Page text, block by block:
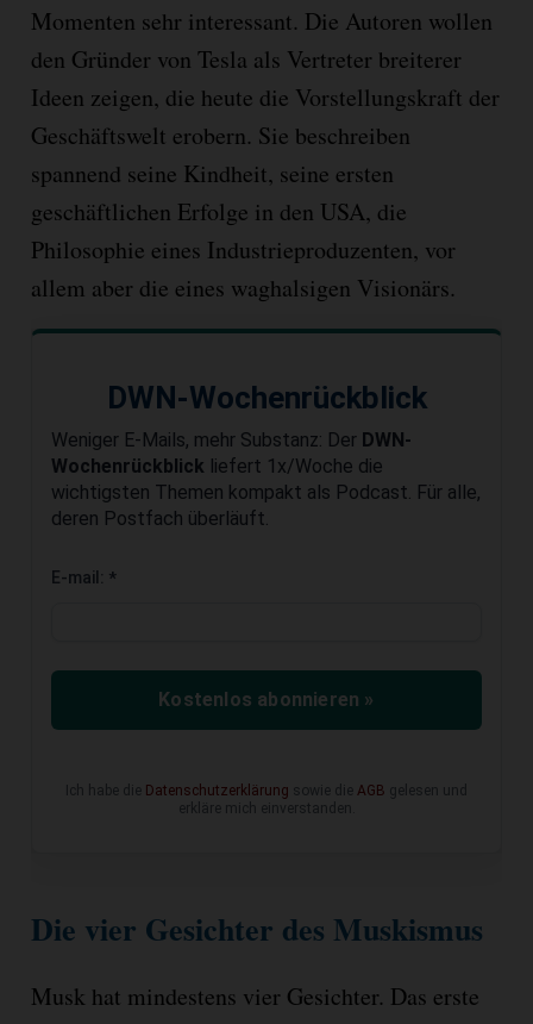
Momenten sehr interessant. Die Autoren wollen
den Gründer von Tesla als Vertreter breiterer
Ideen zeigen, die heute die Vorstellungskraft der
Geschäftswelt erobern. Sie beschreiben
spannend seine Kindheit, seine ersten
geschäftlichen Erfolge in den USA, die
Philosophie eines Industrieproduzenten, vor
allem aber die eines waghalsigen Visionärs.
DWN-Wochenrückblick
Weniger E-Mails, mehr Substanz: Der DWN-
Wochenrückblick liefert 1x/Woche die
wichtigsten Themen kompakt als Podcast. Für alle,
deren Postfach überläuft.
E-mail: *
Kostenlos abonnieren »
Ich habe die Datenschutzerklärung sowie die AGB gelesen und
erkläre mich einverstanden.
Die vier Gesichter des Muskismus
Musk hat mindestens vier Gesichter. Das erste